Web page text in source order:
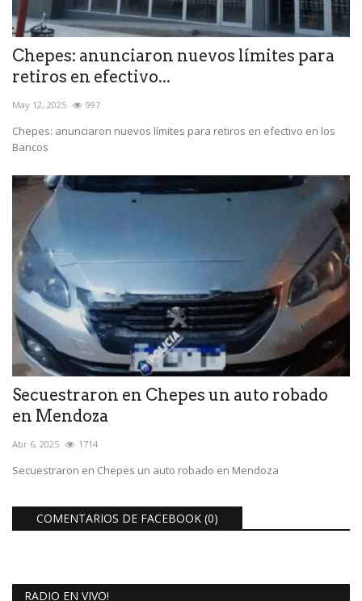
Chepes: anunciaron nuevos límites para
retiros en efectivo...
May 12, 2025 997
Chepes: anunciaron nuevos límites para retiros en efectivo en los
Bancos
Secuestraron en Chepes un auto robado
en Mendoza
Abr 6, 2025 1714
Secuestraron en Chepes un auto robado en Mendoza
COMENTARIOS DE FACEBOOK (0)
RADIO EN VIVO!